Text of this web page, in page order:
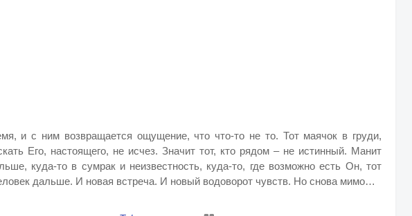
и с ним возвращается ощущение, что что-то не то. Тот маячок в груди,
Его, настоящего, не исчез. Значит тот, кто рядом – не истинный. Манит
куда-то в сумрак и неизвестность, куда-то, где возможно есть Он, тот
дальше. И новая встреча. И новый водоворот чувств. Но снова мимо…